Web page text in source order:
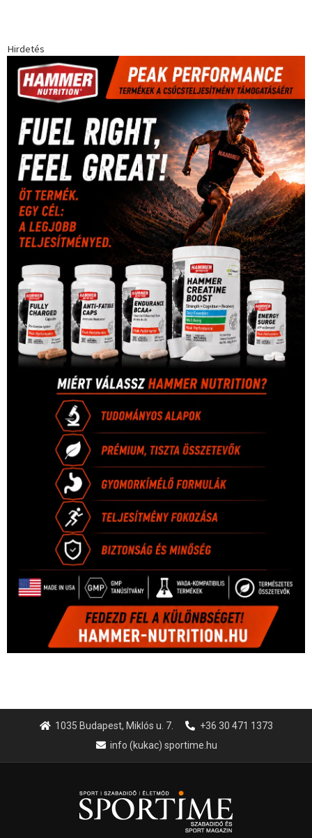
(181)Jégkorong(148)kajakkenu(138)karate(168)kickbox(204)
kosárlabda(166)kézilabda(448)Lewis Hamilton(168) magyar
labdarúgóválogatott
(148) Mercedes (244)motorsport(153)Opel
Dakar Team(132)Rali Világbajnokság(122)Rendezvény(142)rio
Sportime Magazin(128) szabadidősport
(316) Szalay Balázs (126)tenisz(416)táplálkozás(155)utazás
(126) Video(247)világbajnokság (162)Világkupa(129)vitorlázás
(222)vívás(174) vízilabda(197) Érdi Mária(130)életmód(416)
úszás(361)
Hirdetés